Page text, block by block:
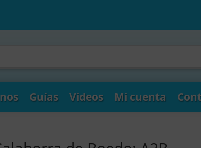
Guías Videos Mi cuenta